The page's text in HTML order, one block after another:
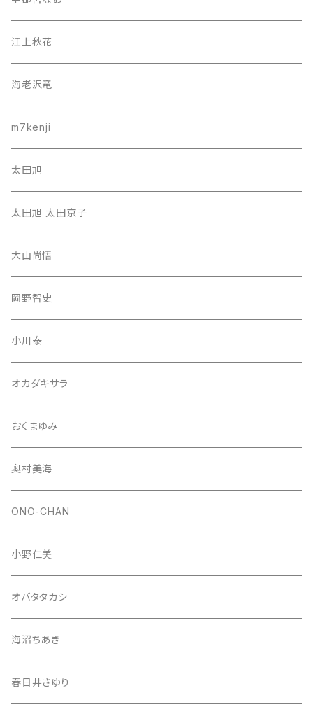
江上秋花
海老沢竜
m7kenji
太田旭
太田旭 太田京子
大山尚悟
岡野智史
小川泰
オカダキサラ
おくまゆみ
奥村美海
ONO-CHAN
小野仁美
オバタタカシ
海沼ちあき
春日井さゆり